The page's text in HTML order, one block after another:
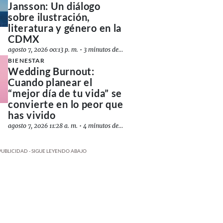
Jansson: Un diálogo
sobre ilustración,
literatura y género en la
CDMX
agosto 7, 2026 00:13 p. m. • 3 minutos de lectura
BIENESTAR
Wedding Burnout:
Cuando planear el
“mejor día de tu vida” se
convierte en lo peor que
has vivido
agosto 7, 2026 11:28 a. m. •4 minutos de lectura
- SIGUE LEYENDO ABAJO